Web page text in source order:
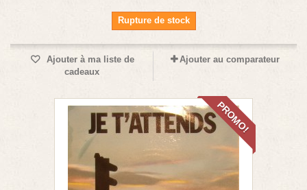
Rupture de stock
Ajouter à ma liste de
cadeaux
Ajouter au comparateur
PROMO!